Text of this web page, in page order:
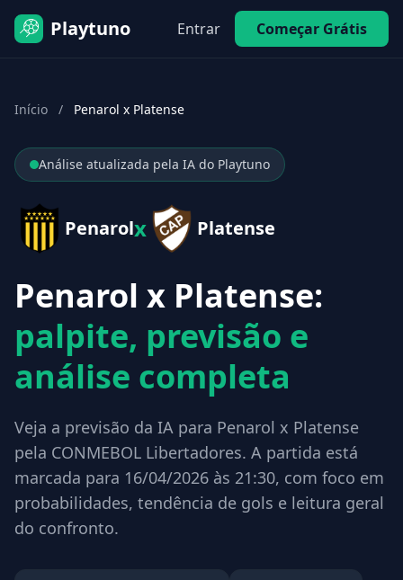
Playtuno Entrar Começar Grátis
Início / Penarol x Platense
Análise atualizada pela IA do Playtuno
Penarolx Platense
Penarol x Platense:
palpite, previsão e
análise completa
Veja a previsão da IA para Penarol x Platense
pela CONMEBOL Libertadores. A partida está
marcada para 16/04/2026 às 21:30, com foco em
probabilidades, tendência de gols e leitura geral
do confronto.